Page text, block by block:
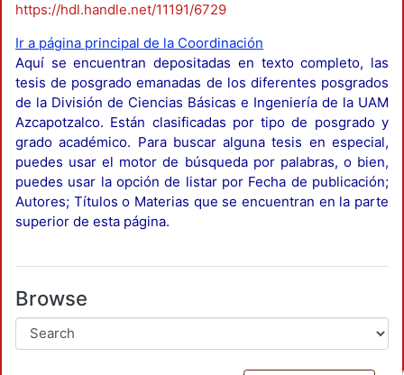
https://hdl.handle.net/11191/6729
Ir a página principal de la Coordinación
Aquí se encuentran depositadas en texto completo, las
tesis de posgrado emanadas de los diferentes posgrados
de la División de Ciencias Básicas e Ingeniería de la UAM
Azcapotzalco. Están clasificadas por tipo de posgrado y
grado académico. Para buscar alguna tesis en especial,
puedes usar el motor de búsqueda por palabras, o bien,
puedes usar la opción de listar por Fecha de publicación;
Autores; Títulos o Materias que se encuentran en la parte
superior de esta página.
Browse